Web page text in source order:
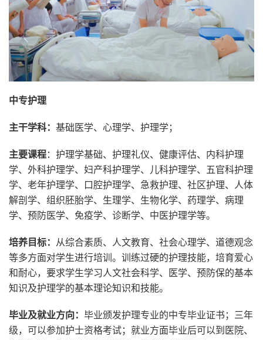
中专护理
主干学科： 基础医学、心理学、护理学；
主要课程：护理学基础、护理礼仪、健康评估、内科护理
学、外科护理学、妇产科护理学、儿科护理学、五官科护理
学、老年护理学、口腔护理学、急救护理、社区护理、人体
解剖学、组织胚胎学、生理学、生物化学、药理学、病理
学、预防医学、免疫学、诊断学、中医护理学等。
培养目标：
从综合素质、人文教育、社会心理学、道德观念
等多方面对学生进行培训。训练过硬的护理技能，培育爱心
和耐心，要求学生学习人文社会科学、医学、预防保的基本
知识及护理学的基本理论知识和技能。
毕业及就业方向： 毕业颁发护理专业的中专毕业证书；三年
级，可以参加护士资格考试；就业方面毕业后可以到医院、